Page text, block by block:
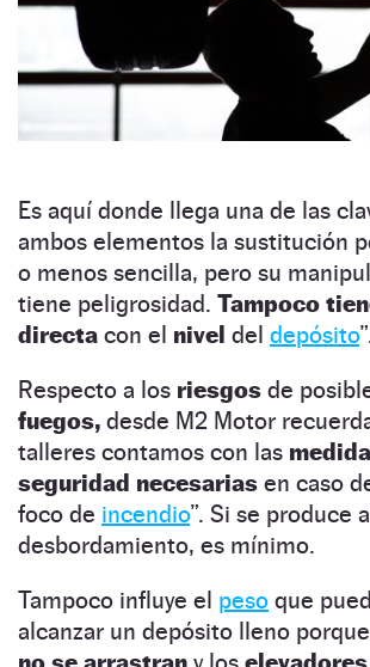
Es aquí donde llega una de las
ambos elementos la sustitución
o menos sencilla, pero su
tiene peligrosidad. Tampoco
directa con el nivel del depósito
Respecto a los riesgos de
fuegos, desde M2 Motor
talleres contamos con las
seguridad necesarias en caso
foco de incendio”. Si se produce
desbordamiento, es mínimo.
Tampoco influye el peso que
alcanzar un depósito lleno porque